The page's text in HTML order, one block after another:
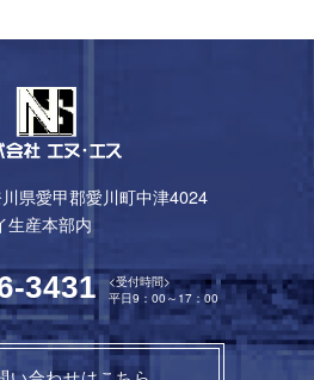
県愛甲郡愛川町中津4024
生産本部内
3431
<受付時間>
平日9：00～17：00